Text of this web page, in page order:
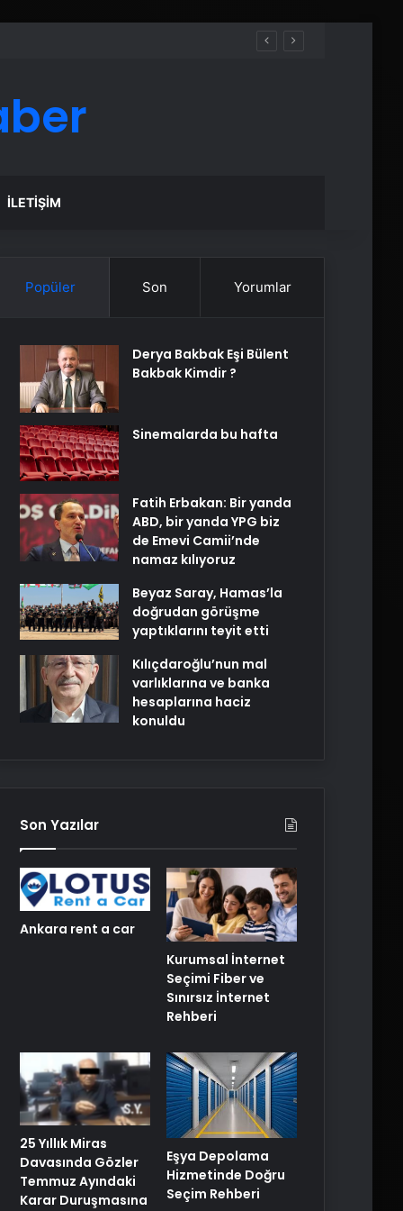
İLETIŞIM
Popüler Son Yorumlar
Derya Bakbak Eşi Bülent
Bakbak Kimdir ?
Sinemalarda bu hafta
Fatih Erbakan: Bir yanda
ABD, bir yanda YPG biz
de Emevi Camii’nde
namaz kılıyoruz
Beyaz Saray, Hamas’la
doğrudan görüşme
yaptıklarını teyit etti
Kılıçdaroğlu’nun mal
varlıklarına ve banka
hesaplarına haciz
konuldu
Son Yazılar
Ankara rent a car
Kurumsal İnternet
Seçimi Fiber ve
Sınırsız İnternet
Rehberi
25 Yıllık Miras
Davasında Gözler
Temmuz Ayındaki
Karar Duruşmasına
Eşya Depolama
Hizmetinde Doğru
Seçim Rehberi